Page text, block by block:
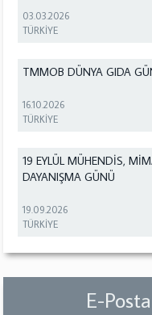
03.03.2026
TÜRKİYE
TMMOB DÜNYA GIDA
16.10.2026
TÜRKİYE
19 EYLÜL MÜHENDİS,
DAYANIŞMA GÜNÜ
19.09.2026
TÜRKİYE
E-